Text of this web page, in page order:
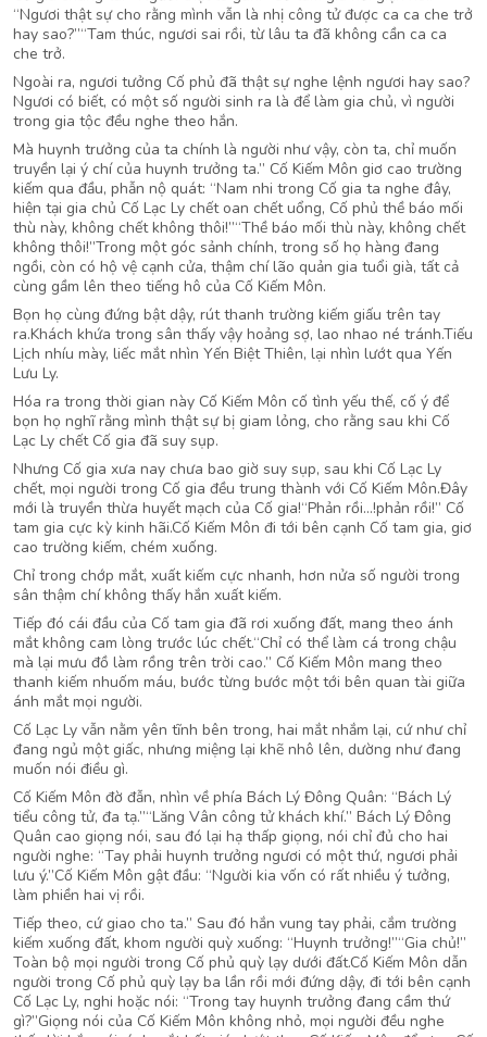
“Ngươi thật sự cho rằng mình vẫn là nhị công tử được ca ca che trở
hay sao?”“Tam thúc, ngươi sai rồi, từ lâu ta đã không cần ca ca
che trở.
Ngoài ra, ngươi tưởng Cố phủ đã thật sự nghe lệnh ngươi hay sao?
Ngươi có biết, có một số người sinh ra là để làm gia chủ, vì người
trong gia tộc đều nghe theo hắn.
Mà huynh trưởng của ta chính là người như vậy, còn ta, chỉ muốn
truyền lại ý chí của huynh trưởng ta.” Cố Kiếm Môn giơ cao trường
kiếm qua đầu, phẫn nộ quát: “Nam nhi trong Cố gia ta nghe đây,
hiện tại gia chủ Cố Lạc Ly chết oan chết uổng, Cố phủ thề báo mối
thù này, không chết không thôi!”“Thề báo mối thù này, không chết
không thôi!”Trong một góc sảnh chính, trong số họ hàng đang
ngồi, còn có hộ vệ cạnh cửa, thậm chí lão quản gia tuổi già, tất cả
cùng gầm lên theo tiếng hô của Cố Kiếm Môn.
Bọn họ cùng đứng bật dậy, rút thanh trường kiếm giấu trên tay
ra.Khách khứa trong sân thấy vậy hoảng sợ, lao nhao né tránh.Tiếu
Lịch nhíu mày, liếc mắt nhìn Yến Biệt Thiên, lại nhìn lướt qua Yến
Lưu Ly.
Hóa ra trong thời gian này Cố Kiếm Môn cố tình yếu thế, cố ý để
bọn họ nghĩ rằng mình thật sự bị giam lỏng, cho rằng sau khi Cố
Lạc Ly chết Cố gia đã suy sụp.
Nhưng Cố gia xưa nay chưa bao giờ suy sụp, sau khi Cố Lạc Ly
chết, mọi người trong Cố gia đều trung thành với Cố Kiếm Môn.Đây
mới là truyền thừa huyết mạch của Cố gia!“Phản rồi…!phản rồi!” Cố
tam gia cực kỳ kinh hãi.Cố Kiếm Môn đi tới bên cạnh Cố tam gia, giơ
cao trường kiếm, chém xuống.
Chỉ trong chớp mắt, xuất kiếm cực nhanh, hơn nửa số người trong
sân thậm chí không thấy hắn xuất kiếm.
Tiếp đó cái đầu của Cố tam gia đã rơi xuống đất, mang theo ánh
mắt không cam lòng trước lúc chết.“Chỉ có thể làm cá trong chậu
mà lại mưu đồ làm rồng trên trời cao.” Cố Kiếm Môn mang theo
thanh kiếm nhuốm máu, bước từng bước một tới bên quan tài giữa
ánh mắt mọi người.
Cố Lạc Ly vẫn nằm yên tĩnh bên trong, hai mắt nhắm lại, cứ như chỉ
đang ngủ một giấc, nhưng miệng lại khẽ nhô lên, dường như đang
muốn nói điều gì.
Cố Kiếm Môn đờ đẫn, nhìn về phía Bách Lý Đông Quân: “Bách Lý
tiểu công tử, đa tạ.”“Lăng Vân công tử khách khí.” Bách Lý Đông
Quân cao giọng nói, sau đó lại hạ thấp giọng, nói chỉ đủ cho hai
người nghe: “Tay phải huynh trưởng ngươi có một thứ, ngươi phải
lưu ý.”Cố Kiếm Môn gật đầu: “Người kia vốn có rất nhiều ý tưởng,
làm phiền hai vị rồi.
Tiếp theo, cứ giao cho ta.” Sau đó hắn vung tay phải, cắm trường
kiếm xuống đất, khom người quỳ xuống: “Huynh trưởng!”“Gia chủ!”
Toàn bộ mọi người trong Cố phủ quỳ lạy dưới đất.Cố Kiếm Môn dẫn
người trong Cố phủ quỳ lạy ba lần rồi mới đứng dậy, đi tới bên cạnh
Cố Lạc Ly, nghi hoặc nói: “Trong tay huynh trưởng đang cầm thứ
gì?”Giọng nói của Cố Kiếm Môn không nhỏ, mọi người đều nghe